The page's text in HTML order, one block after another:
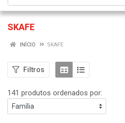
SKAFE
INÍCIO SKAFE
Filtros
141 produtos ordenados por: